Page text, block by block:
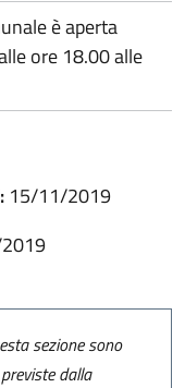
è aperta
ore 18.00 alle
15/11/2019
sezione sono
dalla